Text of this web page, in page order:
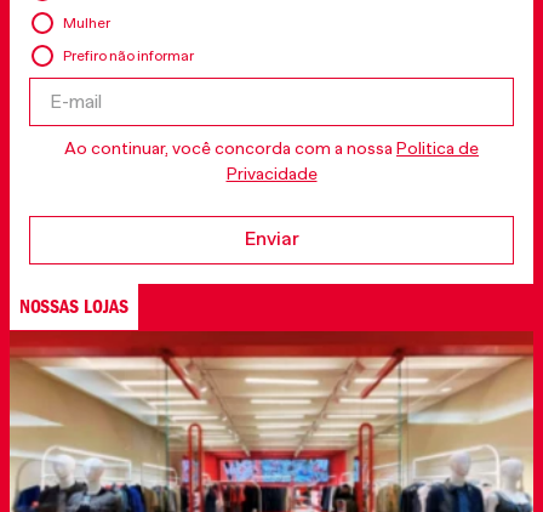
Mulher
Prefiro não informar
Ao continuar, você concorda com a nossa Politica de
Privacidade
Enviar
NOSSAS LOJAS